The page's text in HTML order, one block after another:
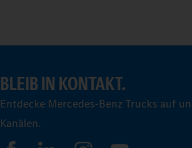
BLEIB IN KONTAKT.
Entdecke Mercedes-Benz Trucks auf
Kanälen.